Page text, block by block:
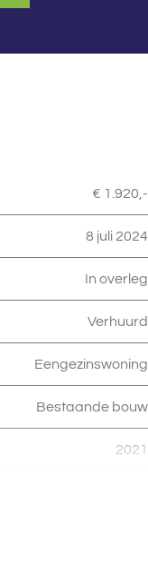
€ 1.920,-
8 juli 2024
In overleg
Verhuurd
Eengezinswoning
Bestaande bouw
2021